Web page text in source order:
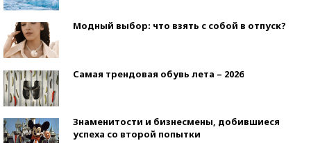
Модный выбор: что взять с собой в отпуск?
Самая трендовая обувь лета – 2026
Знаменитости и бизнесмены, добившиеся
успеха со второй попытки